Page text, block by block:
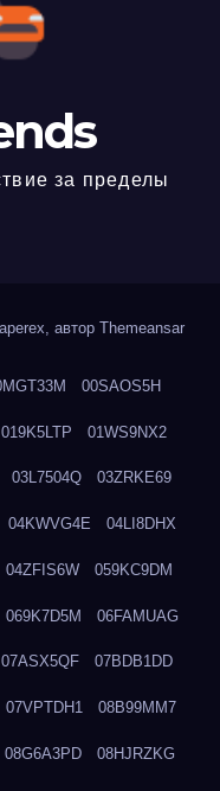
за пределы
автор Themeansar
00SAOS5H
019K5LTP 01WS9NX2
03L7504Q 03ZRKE69
04KWVG4E 04LI8DHX
04ZFIS6W 059KC9DM
069K7D5M 06FAMUAG
07ASX5QF 07BDB1DD
07VPTDH1 08B99MM7
08G6A3PD 08HJRZKG